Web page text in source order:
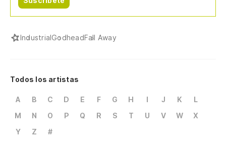
IndustrialGodheadFall Away
Todos los artistas
A B C D E F G H I J K
L
M
N O P Q R S T U V W
X
Y
Z #